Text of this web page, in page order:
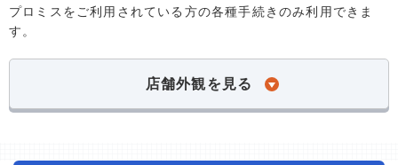
プロミスをご利用されている方の各種手続きのみ利用できま
す。
店舗外観を見る